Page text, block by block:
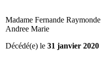
Madame Fernande Raymonde
Andree Marie
Décédé(e) le 31 janvier 2020